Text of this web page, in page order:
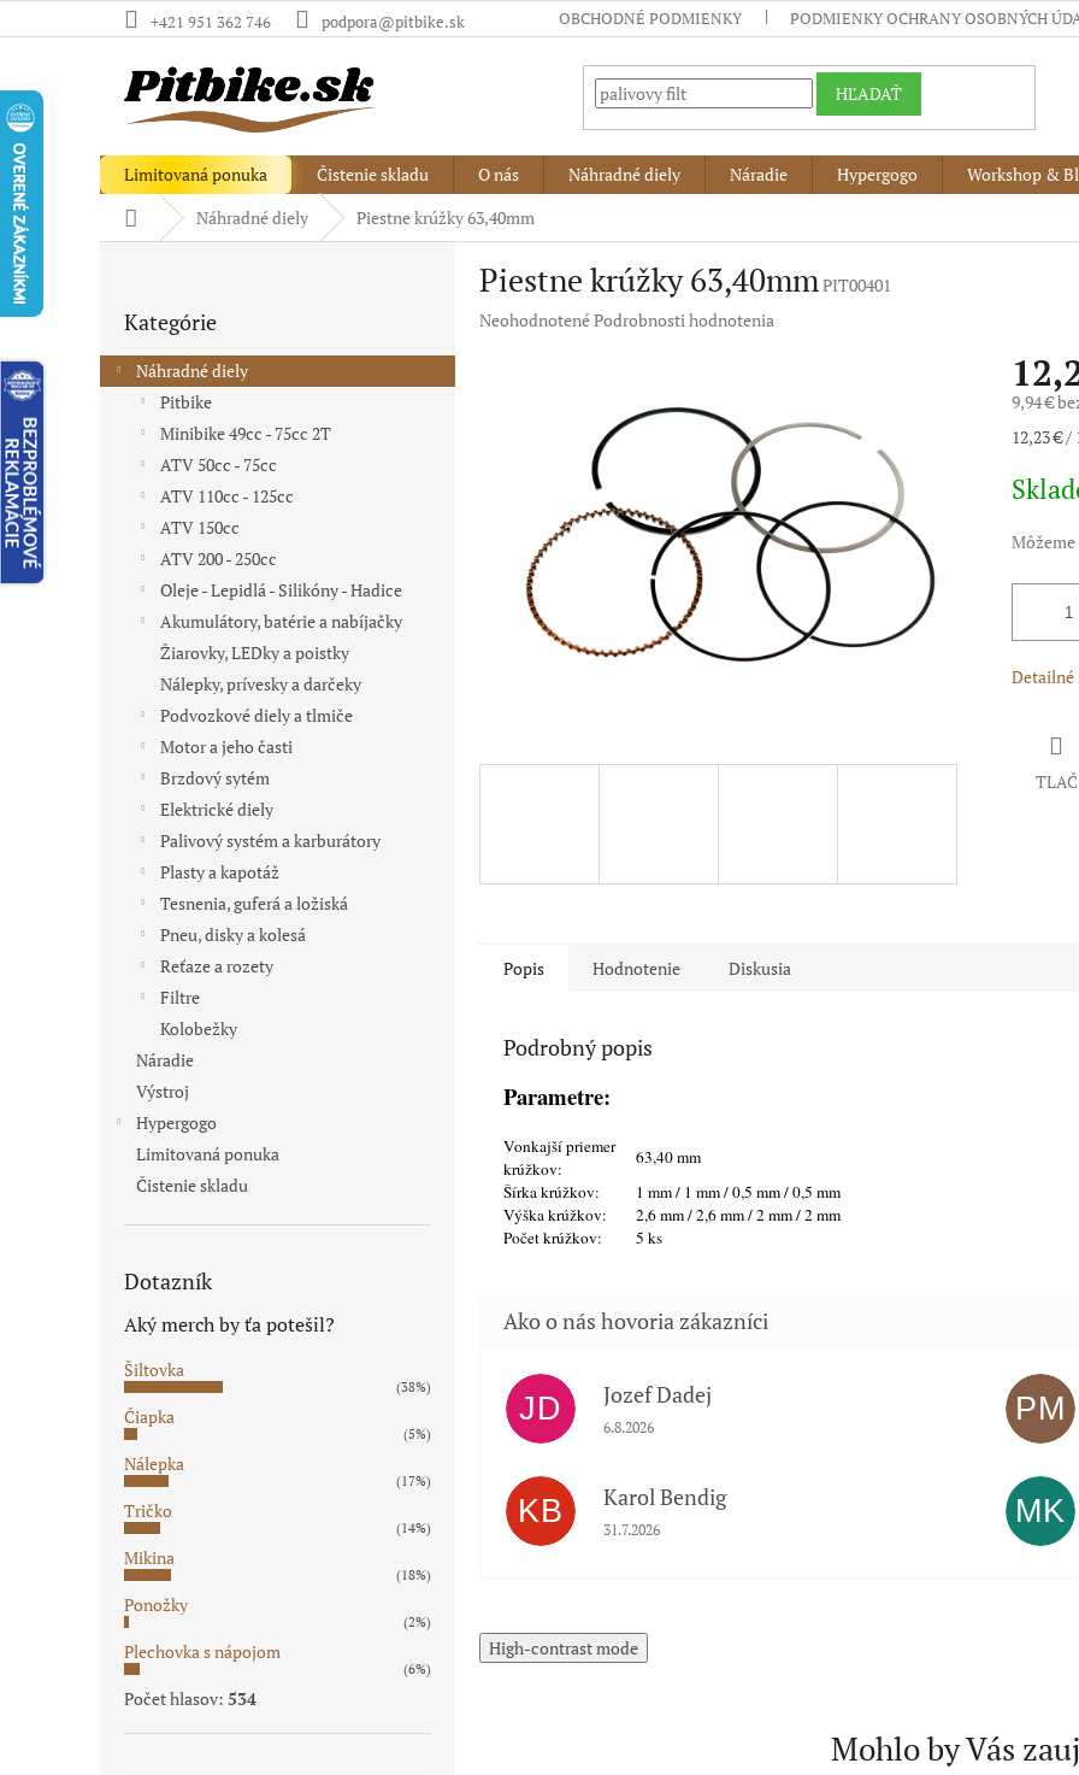
na
+421 951 362 746 podpora@pitbike.sk OBCHODNÉ PODMIENKY PODMIENKY OCHRANY OSOBNÝCH
HĽADAŤ
Limitovaná ponuka Čistenie skladu O nás Náhradné diely Náradie Hypergogo Workshop &
DomovNáhradné diely Piestne krúžky 63,40mm
ý
p
kategórie
Kategórie
Náhradné diely
Pitbike
Minibike 49cc - 75cc 2T
ATV 50cc - 75cc
ATV 110cc - 125cc
ATV 150cc
ATV 200 - 250cc
Oleje - Lepidlá - Silikóny - Hadice
Akumulátory, batérie a nabíjačky
Žiarovky, LEDky a poistky
Nálepky, prívesky a darčeky
Podvozkové diely a tlmiče
Motor a jeho časti
Brzdový sytém
Elektrické diely
Palivový systém a karburátory
Plasty a kapotáž
Tesnenia, guferá a ložiská
Pneu, disky a kolesá
Reťaze a rozety
Filtre
Kolobežky
Náradie
Výstroj
Hypergogo
Limitovaná ponuka
Čistenie skladu
Dotazník
Aký merch by ťa potešil?
Šiltovka
(38%)
Čiapka
(5%)
Nálepka
(17%)
Tričko
(14%)
Mikina
(18%)
Ponožky
(2%)
Plechovka s nápojom
(6%)
Počet hlasov: 534
Piestne krúžky 63,40mmPIT00401
Priemerné
NeohodnotenéPodrobnosti hodnotenia
9,94 €
12,23 € /
TLAČ
Popis Hodnotenie Diskusia
Podrobný popis
Parametre:
Vonkajší priemer
krúžkov:
63,40 mm
Šírka krúžkov:
1 mm / 1 mm / 0,5 mm / 0,5 mm
Výška krúžkov:
2,6 mm / 2,6 mm / 2 mm / 2 mm
Počet krúžkov:
5 ks
JD Jozef Dadej
Hodnotenie obchodu je 5 z 5 hviezdičiek.
6.8.2026
PM
KB Karol Bendig
Hodnotenie obchodu je 5 z 5 hviezdičiek.
31.7.2026
MK
High-contrast mode
Mohlo by Vás